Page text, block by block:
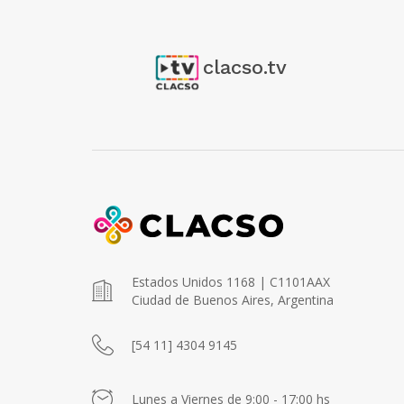
clacso.tv
Estados Unidos 1168 | C1101AAX
Ciudad de Buenos Aires, Argentina
[54 11] 4304 9145
Lunes a Viernes de 9:00 - 17:00 hs